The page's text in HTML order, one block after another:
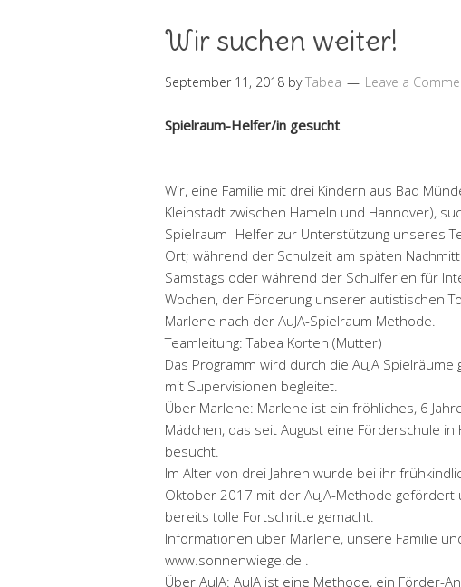
Wir suchen weiter!
September 11, 2018 byTabea Leave a
Spielraum-Helfer/in gesucht
Wir, eine Familie mit drei Kindern aus Bad
Kleinstadt zwischen Hameln und Hannover),
Spielraum- Helfer zur Unterstützung unseres
Ort; während der Schulzeit am späten
Samstags oder während der Schulferien für
Wochen, der Förderung unserer autistischen
Marlene nach der AuJA-Spielraum Methode.
Teamleitung: Tabea Korten (Mutter)
Das Programm wird durch die AuJA Spielräume
mit Supervisionen begleitet.
Über Marlene: Marlene ist ein fröhliches, 6
Mädchen, das seit August eine Förderschule in
besucht.
Im Alter von drei Jahren wurde bei ihr
Oktober 2017 mit der AuJA-Methode
bereits tolle Fortschritte gemacht.
Informationen über Marlene, unsere Familie
www.sonnenwiege.de .
Über AuJA: AuJA ist eine Methode, ein Förder-